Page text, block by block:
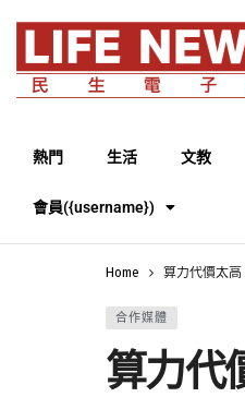
熱門 生活 文教
會員({username})
Home 算力代價太
合作媒體
算力代